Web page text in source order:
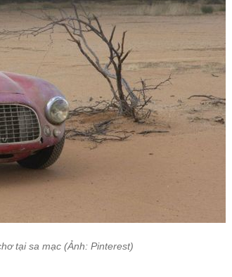
tại sa mạc (Ảnh: Pinterest)